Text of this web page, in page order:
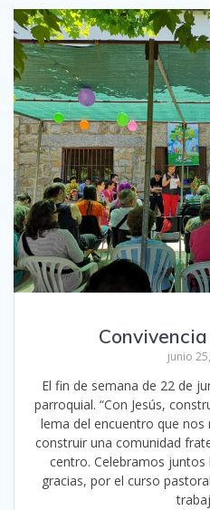
junio
El fin de semana de 22 de
parroquial. “Con Jesús,
lema del encuentro que
construir una comunidad
centro. Celebramos juntos
gracias, por el curso